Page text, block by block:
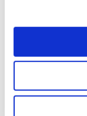
Luleå